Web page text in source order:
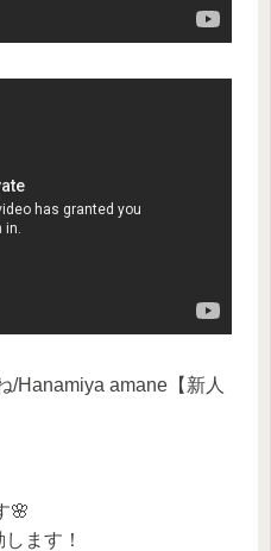
/Hanamiya amane【新人
🌸
ます！